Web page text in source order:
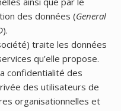
des données (General
).
traite les données
qu’elle propose.
confidentialité des
des utilisateurs de
organisationnelles et